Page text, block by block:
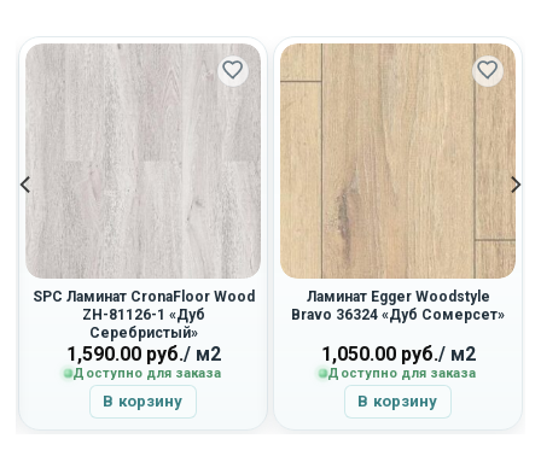
SPC Ламинат CronaFloor Wood
ZH-81126-1 «Дуб
Серебристый»
1,590.00руб./ м2
Доступно для заказа
В корзину
Ламинат Egger Woodstyle
Bravo 36324 «Дуб Сомерсет»
1,050.00руб./ м2
Доступно для заказа
В корзину